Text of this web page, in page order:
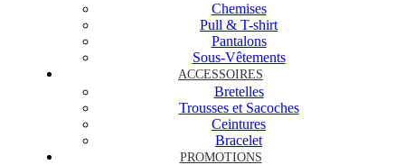
Chemises
Pull & T-shirt
Pantalons
Sous-Vêtements
ACCESSOIRES
Bretelles
Trousses et Sacoches
Ceintures
Bracelet
PROMOTIONS